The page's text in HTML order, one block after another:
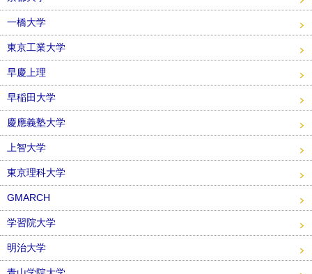
一橋大学
東京工業大学
早慶上理
早稲田大学
慶應義塾大学
上智大学
東京理科大学
GMARCH
学習院大学
明治大学